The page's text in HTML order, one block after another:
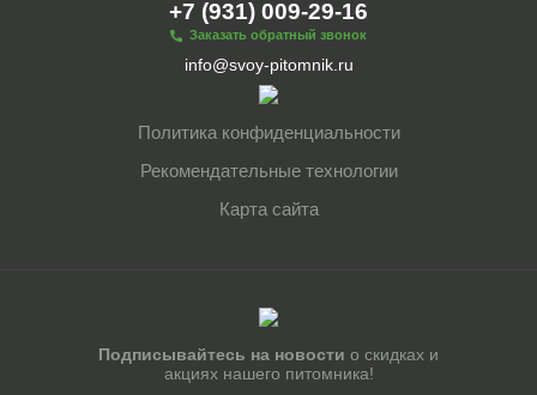
+7 (931) 009-29-16
Заказать обратный звонок
info@svoy-pitomnik.ru
Политика конфиденциальности
Рекомендательные технологии
Карта сайта
Подписывайтесь на новости о скидках и
акциях нашего питомника!